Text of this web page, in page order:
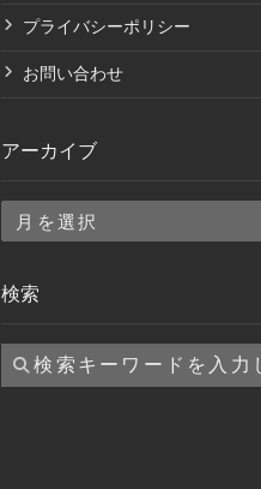
プライバシーポリシー
お問い合わせ
アーカイブ
ア
カ
ブ
検索